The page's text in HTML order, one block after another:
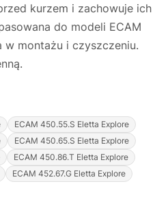
kurzem i zachowuje ich
do modeli ECAM
w montażu i czyszczeniu.
ECAM 450.55.S Eletta Explore
ECAM 450.65.S Eletta Explore
ECAM 450.86.T Eletta Explore
ECAM 452.67.G Eletta Explore